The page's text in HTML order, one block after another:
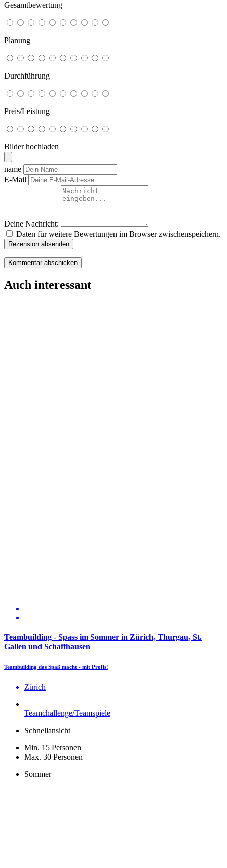
Gesamtbewertung
Planung
Durchführung
Preis/Leistung
Bilder hochladen
name
E-Mail
Deine Nachricht:
Daten für weitere Bewertungen im Browser zwischenspeichern.
Rezension absenden
Auch interessant
Teambuilding - Spass im Sommer in Zürich, Thurgau, St.
Gallen und Schaffhausen
Teambuilding das Spaß macht - mit Profis!
Zürich
Teamchallenge/Teamspiele
Schnellansicht
Min. 15 Personen
Max. 30 Personen
Sommer